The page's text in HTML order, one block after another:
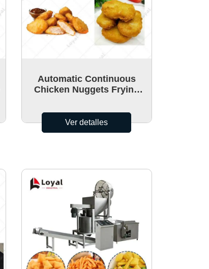
Automatic Continuous
Chicken Nuggets Frying
Ver detalles